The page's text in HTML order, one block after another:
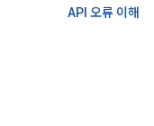
API 오류 이해